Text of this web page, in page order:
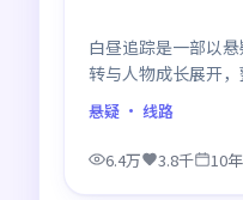
白昼追踪是一部以
转与人物成长展开，
悬疑 · 线路
6.4万 3.8千 10